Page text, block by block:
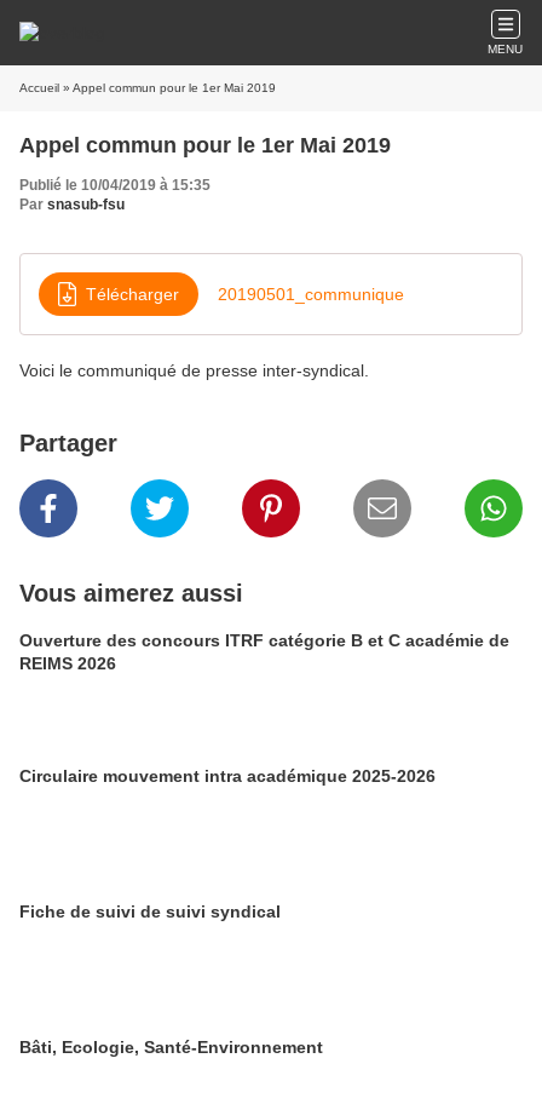
MENU
Accueil » Appel commun pour le 1er Mai 2019
Appel commun pour le 1er Mai 2019
Publié le 10/04/2019 à 15:35
Par snasub-fsu
Télécharger 20190501_communique
Voici le communiqué de presse inter-syndical.
Partager
Vous aimerez aussi
Ouverture des concours ITRF catégorie B et C académie de
REIMS 2026
Circulaire mouvement intra académique 2025-2026
Fiche de suivi de suivi syndical
Bâti, Ecologie, Santé-Environnement